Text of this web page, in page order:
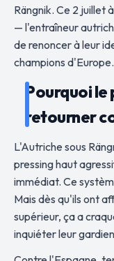
Rängnik. Ce 2 juillet
— l'entraîneur
de renoncer à leur
champions d'Europe.
Pourquoi
retourner
L'Autriche sous
pressing haut
immédiat. Ce
Mais dès qu'ils ont
supérieur, ça a
inquiéter leur